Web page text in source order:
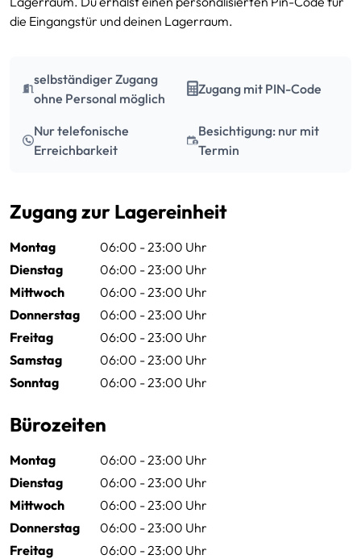
die Eingangstür und deinen Lagerraum.
selbständiger Zugang
ohne Personal möglich
Zugang mit PIN-Code
Nur telefonische
Erreichbarkeit
Besichtigung: nur mit
Termin
Zugang zur Lagereinheit
Montag
06:00 - 23:00 Uhr
Dienstag
06:00 - 23:00 Uhr
Mittwoch
06:00 - 23:00 Uhr
Donnerstag
06:00 - 23:00 Uhr
Freitag
06:00 - 23:00 Uhr
Samstag
06:00 - 23:00 Uhr
Sonntag
06:00 - 23:00 Uhr
Bürozeiten
Montag
06:00 - 23:00 Uhr
Dienstag
06:00 - 23:00 Uhr
Mittwoch
06:00 - 23:00 Uhr
Donnerstag
06:00 - 23:00 Uhr
Freitag
06:00 - 23:00 Uhr